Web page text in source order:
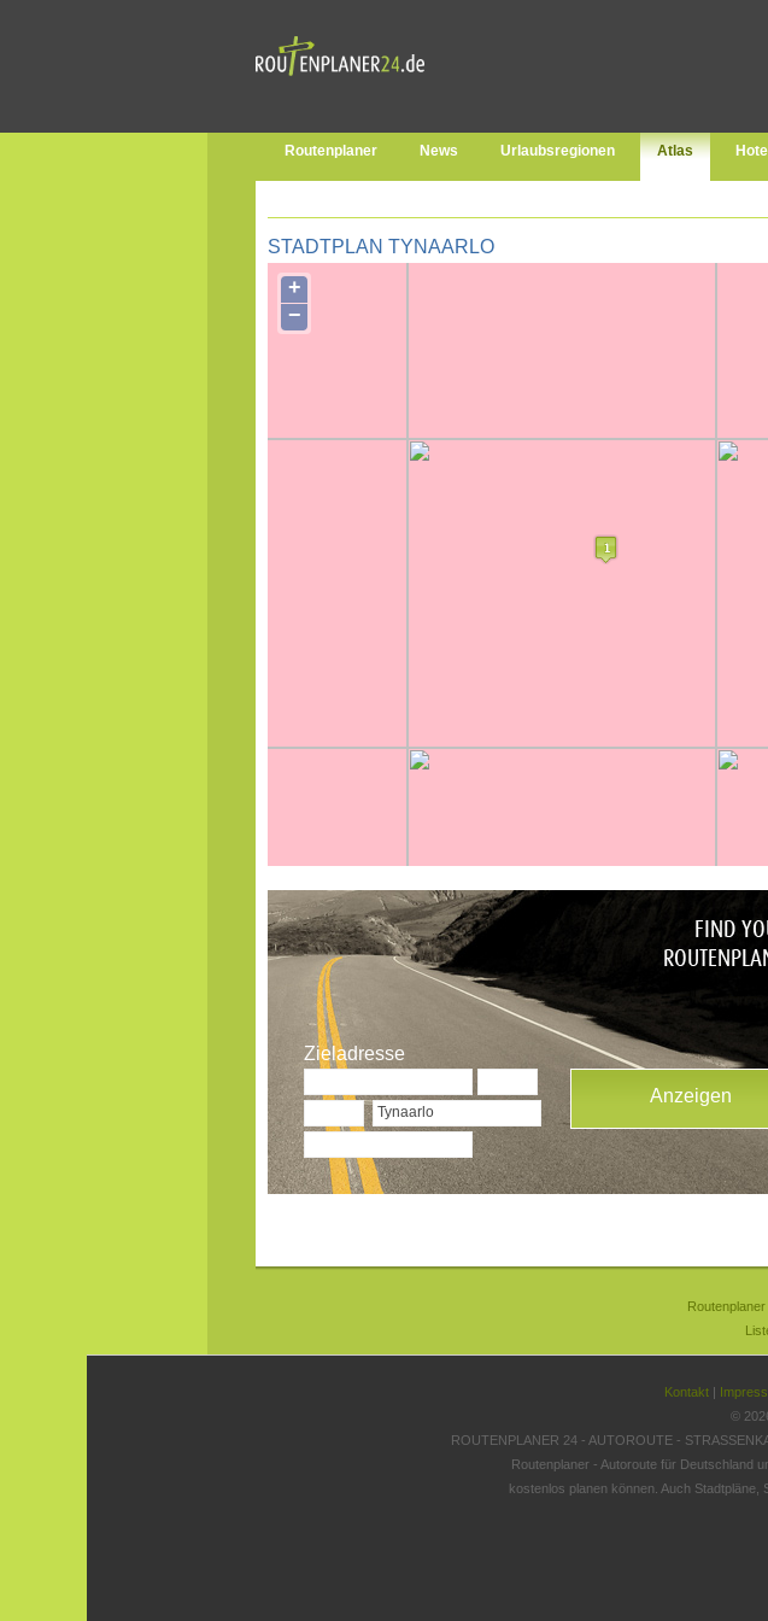
Routenplaner News Urlaubsregionen Atlas
STADTPLAN TYNAARLO
+
−
Zieladresse
Kontakt |
©
ROUTENPLANER 24 - AUTOROUTE -
Routenplaner - Autoroute für Deutschland
kostenlos planen können. Auch Stadtpläne,